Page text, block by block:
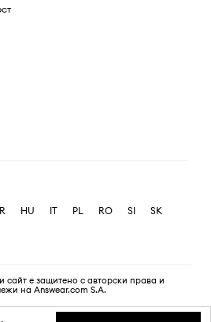
HU IT PL RO SI
SK
сайт е защитено с авторски права и
на Answear.com S.A.